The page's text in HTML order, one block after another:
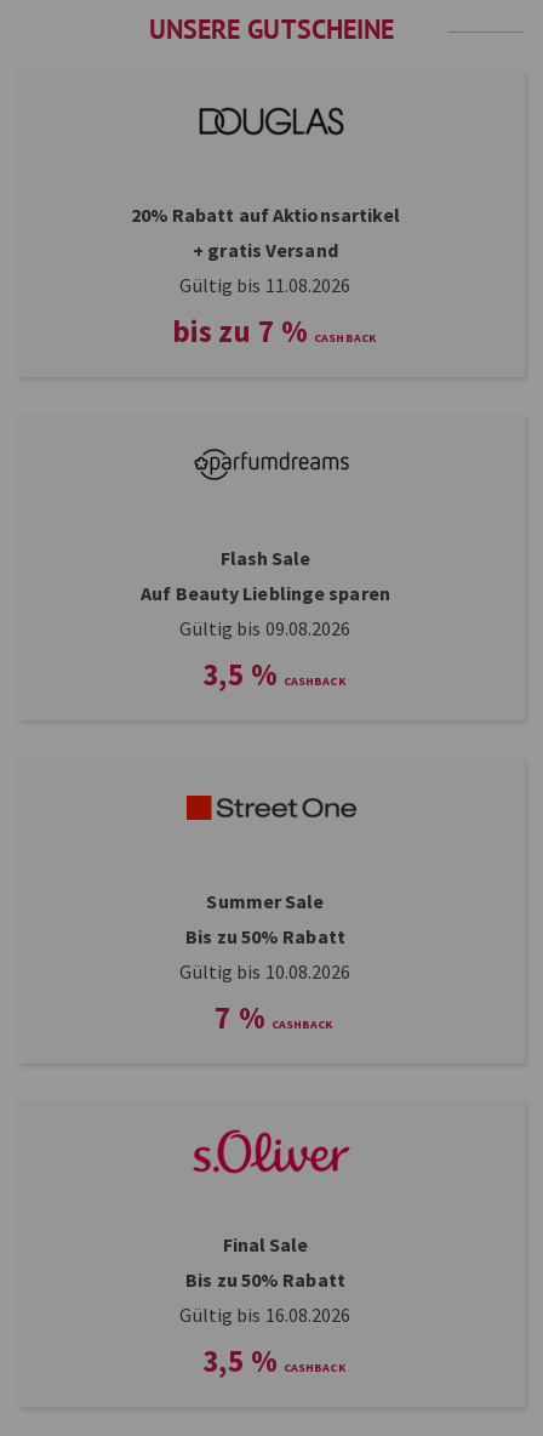
UNSERE GUTSCHEINE
20% Rabatt auf Aktionsartikel
+ gratis Versand
Gültig bis 11.08.2026
bis zu 7 %
Flash Sale
Auf Beauty Lieblinge sparen
Gültig bis 09.08.2026
3,5 %
Summer Sale
Bis zu 50% Rabatt
Gültig bis 10.08.2026
7 %
Final Sale
Bis zu 50% Rabatt
Gültig bis 16.08.2026
3,5 %